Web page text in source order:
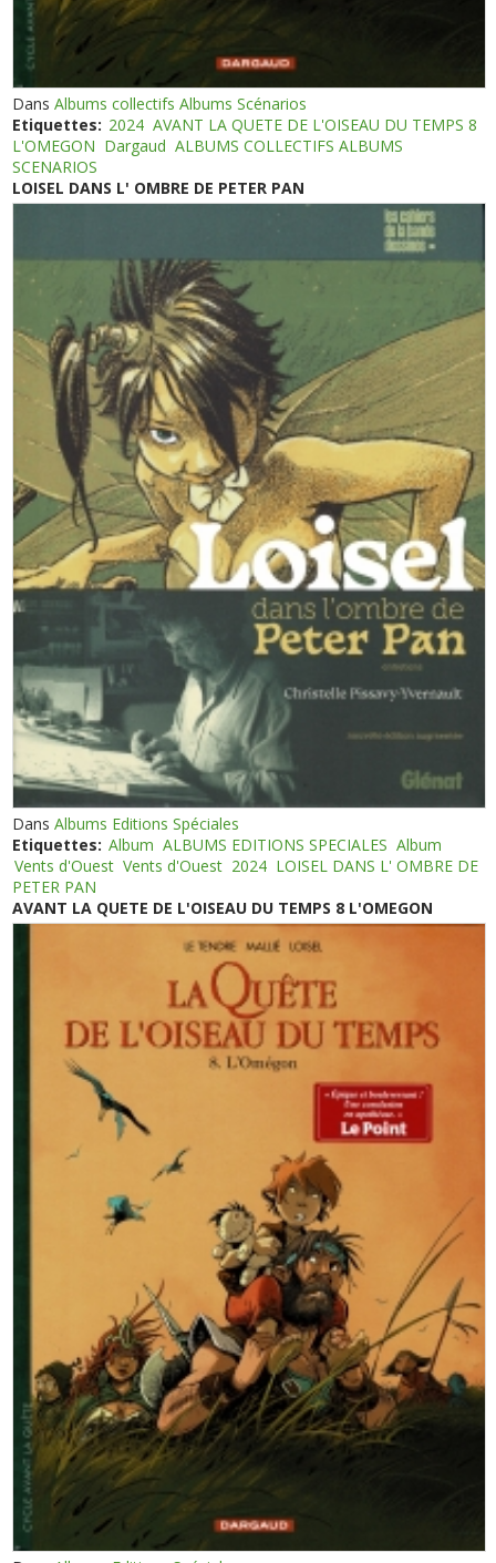
DansAlbums collectifs Albums Scénarios
Etiquettes: 2024 AVANT LA QUETE DE L'OISEAU DU TEMPS 8
L'OMEGON Dargaud ALBUMS COLLECTIFS ALBUMS
SCENARIOS
LOISEL DANS L' OMBRE DE PETER PAN
DansAlbums Editions Spéciales
Etiquettes: Album ALBUMS EDITIONS SPECIALES Album
Vents d'Ouest Vents d'Ouest 2024 LOISEL DANS L' OMBRE DE
PETER PAN
AVANT LA QUETE DE L'OISEAU DU TEMPS 8 L'OMEGON